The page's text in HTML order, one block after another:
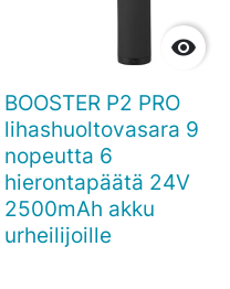

BOOSTER P2 PRO
lihashuoltovasara 9
nopeutta 6
hierontapäätä 24V
2500mAh akku
urheilijoille